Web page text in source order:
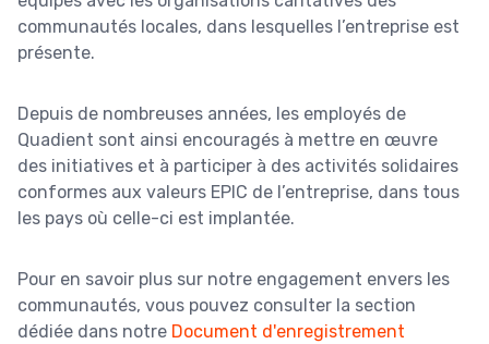
communautés locales, dans lesquelles l’entreprise est
présente.
Depuis de nombreuses années, les employés de
Quadient sont ainsi encouragés à mettre en œuvre
des initiatives et à participer à des activités solidaires
conformes aux valeurs EPIC de l’entreprise, dans tous
les pays où celle-ci est implantée.
Pour en savoir plus sur notre engagement envers les
communautés, vous pouvez consulter la section
dédiée dans notre Document d'enregistrement